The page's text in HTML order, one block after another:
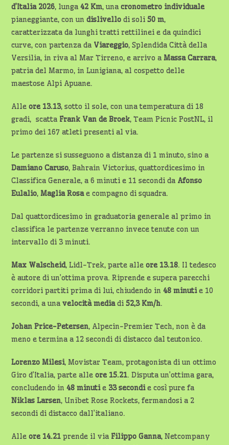
d’Italia 2026, lunga42 Km, unacronometro individuale
pianeggiante, con undislivello di soli50 m,
caratterizzata da lunghi tratti rettilinei e da quindici
curve, con partenza da Viareggio, Splendida Città della
Versilia, in riva al Mar Tirreno, e arrivo aMassa Carrara,
patria del Marmo, in Lunigiana, al cospetto delle
maestose Alpi Apuane.
Alleore 13.13, sotto il sole, con una temperatura di 18
gradi, scatta Frank Van de Broek, Team Picnic PostNL, il
primo dei 167 atleti presenti al via.
Le partenze si susseguono a distanza di 1 minuto, sino a
Damiano Caruso, Bahrain Victorius, quattordicesimo in
Classifica Generale, a 6 minuti e 11 secondi da Afonso
Eulalio,Maglia Rosae compagno di squadra.
Dal quattordicesimo in graduatoria generale al primo in
classifica le partenze verranno invece tenute con un
intervallo di 3 minuti.
Max Walscheid, Lidl-Trek, parte alleore 13.18. Il tedesco
è autore di un’ottima prova. Riprende e supera parecchi
corridori partiti prima di lui, chiudendo in48 minutie 10
secondi, a unavelocità mediadi52,3 Km/h.
Johan Price-Petersen, Alpecin-Premier Tech, non è da
meno e termina a 12 secondi di distacco dal teutonico.
Lorenzo Milesi, Movistar Team, protagonista di un ottimo
Giro d’Italia, parte alleore 15.21. Disputa un’ottima gara,
concludendo in48 minutie 33 secondie così pure fa
Niklas Larsen, Unibet Rose Rockets, fermandosi a 2
secondi di distacco dall’italiano.
Alleore 14.21 prende il via Filippo Ganna, Netcompany